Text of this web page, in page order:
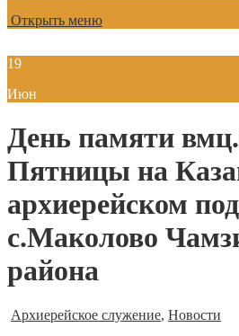
Открыть меню
19
Июн
День памяти
Пятницы на
архиерейском
с.Маколово
района
Архиерейское служение, Новости